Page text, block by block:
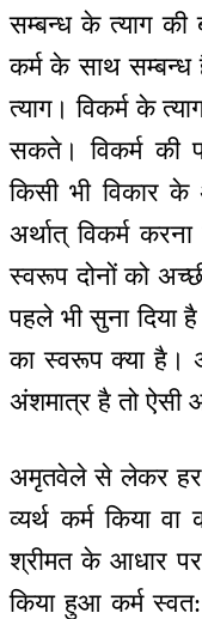
सम्बन्ध के त्याग की
कर्म के साथ सम्बन्ध
त्याग। विकर्म के
सकते। विकर्म की
किसी भी विकार
अर्थात् विकर्म
स्वरूप दोनों को
पहले भी सुना दिया
का स्वरूप क्या है।
अंशमात्र है तो ऐसी
अमृतवेले से लेकर हर
व्यर्थ कर्म किया वा
श्रीमत के आधार
किया हुआ कर्म